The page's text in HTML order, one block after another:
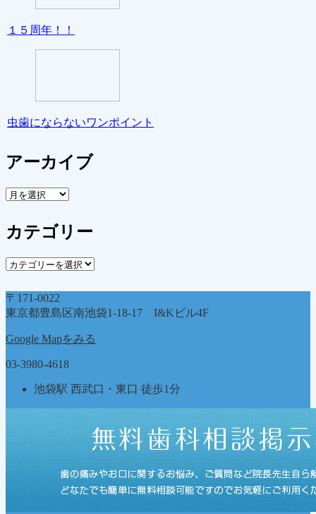
１５周年！！
虫歯にならないワンポイント
アーカイブ
ア
カ
イ
カテゴリー
カ
ゴ
リ
〒171-0022
東京都豊島区南池袋1-18-17 I&Kビル4F
Google Mapをみる
03-3980-4618
池袋駅 西武口・東口 徒歩1分